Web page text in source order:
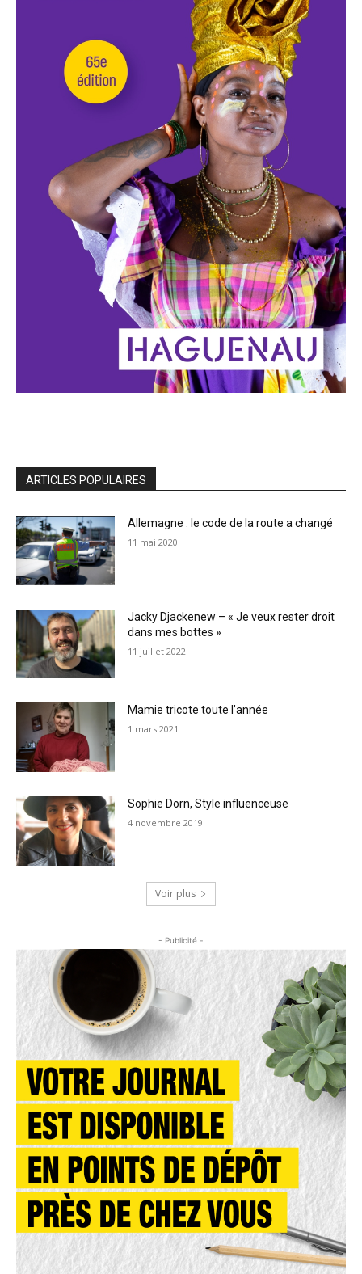
ARTICLES POPULAIRES
Allemagne : le code de la route a changé
11 mai 2020
Jacky Djackenew – « Je veux rester droit
dans mes bottes »
11 juillet 2022
Mamie tricote toute l’année
1 mars 2021
Sophie Dorn, Style influenceuse
4 novembre 2019
Voir plus
- Publicité -